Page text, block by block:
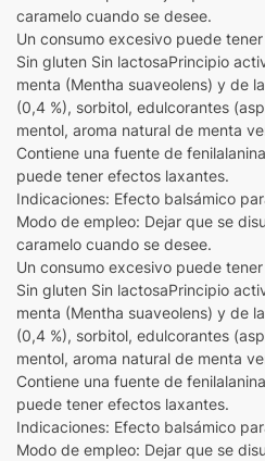
caramelo cuando se desee.
Un consumo excesivo puede
Sin gluten Sin lactosaPrincipio
menta (Mentha suaveolens) y de
(0,4 %), sorbitol, edulcorantes
mentol, aroma natural de menta
Contiene una fuente de
puede tener efectos laxantes.
Indicaciones: Efecto balsámico
Modo de empleo: Dejar que se
caramelo cuando se desee.
Un consumo excesivo puede
Sin gluten Sin lactosaPrincipio
menta (Mentha suaveolens) y de
(0,4 %), sorbitol, edulcorantes
mentol, aroma natural de menta
Contiene una fuente de
puede tener efectos laxantes.
Indicaciones: Efecto balsámico
Modo de empleo: Dejar que se